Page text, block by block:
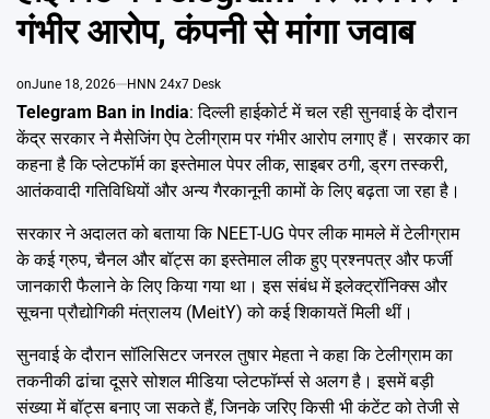
गंभीर आरोप, कंपनी से मांगा जवाब
onJune 18, 2026 HNN 24x7 Desk
Telegram Ban in India: दिल्ली हाईकोर्ट में चल रही सुनवाई के दौरान
केंद्र सरकार ने मैसेजिंग ऐप टेलीग्राम पर गंभीर आरोप लगाए हैं। सरकार का
कहना है कि प्लेटफॉर्म का इस्तेमाल पेपर लीक, साइबर ठगी, ड्रग तस्करी,
आतंकवादी गतिविधियों और अन्य गैरकानूनी कामों के लिए बढ़ता जा रहा है।
सरकार ने अदालत को बताया कि NEET-UG पेपर लीक मामले में टेलीग्राम
के कई ग्रुप, चैनल और बॉट्स का इस्तेमाल लीक हुए प्रश्नपत्र और फर्जी
जानकारी फैलाने के लिए किया गया था। इस संबंध में इलेक्ट्रॉनिक्स और
सूचना प्रौद्योगिकी मंत्रालय (MeitY) को कई शिकायतें मिली थीं।
सुनवाई के दौरान सॉलिसिटर जनरल तुषार मेहता ने कहा कि टेलीग्राम का
तकनीकी ढांचा दूसरे सोशल मीडिया प्लेटफॉर्म्स से अलग है। इसमें बड़ी
संख्या में बॉट्स बनाए जा सकते हैं, जिनके जरिए किसी भी कंटेंट को तेजी से